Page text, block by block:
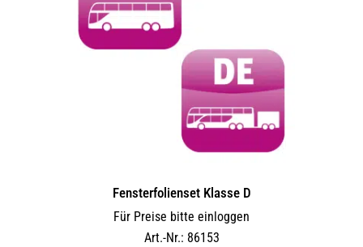
Fensterfolienset Klasse D
Für Preise bitte einloggen
Art.-Nr.: 86153